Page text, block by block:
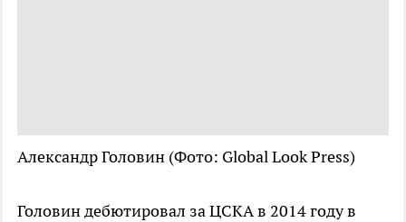
Александр Головин (Фото: Global Look Press)
Головин дебютировал за ЦСКА в 2014 году в